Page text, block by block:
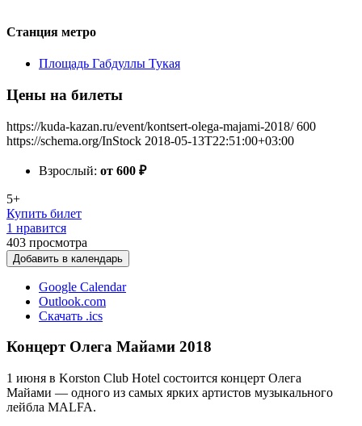
Станция метро
Площадь Габдуллы Тукая
Цены на билеты
https://kuda-kazan.ru/event/kontsert-olega-majami-2018/ 600
https://schema.org/InStock 2018-05-13T22:51:00+03:00
Взрослый: от 600 ₽
5+
Купить билет
1 нравится
403 просмотра
Добавить в календарь
Google Calendar
Outlook.com
Скачать .ics
Концерт Олега Майами 2018
1 июня в Korston Club Hotel состоится концерт Олега
Майами — одного из самых ярких артистов музыкального
лейбла MALFA.